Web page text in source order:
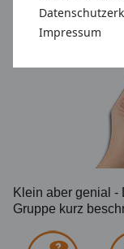
Klein aber genial -
Gruppe kurz
die
Marketing
Impressum